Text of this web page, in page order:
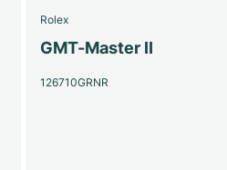
Rolex
GMT-Master II
126710GRNR